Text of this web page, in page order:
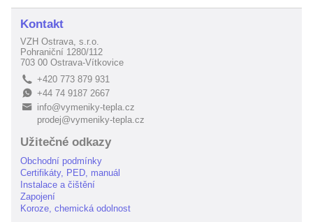
Kontakt
VZH Ostrava, s.r.o.
Pohraniční 1280/112
703 00 Ostrava-Vítkovice
L +420 773 879 931
E+44 74 9187 2667
B
info@vymeniky-tepla.cz
prodej@vymeniky-tepla.cz
Užitečné odkazy
Obchodní podmínky
Certifikáty, PED, manuál
Instalace a čištění
Zapojení
Koroze, chemická odolnost